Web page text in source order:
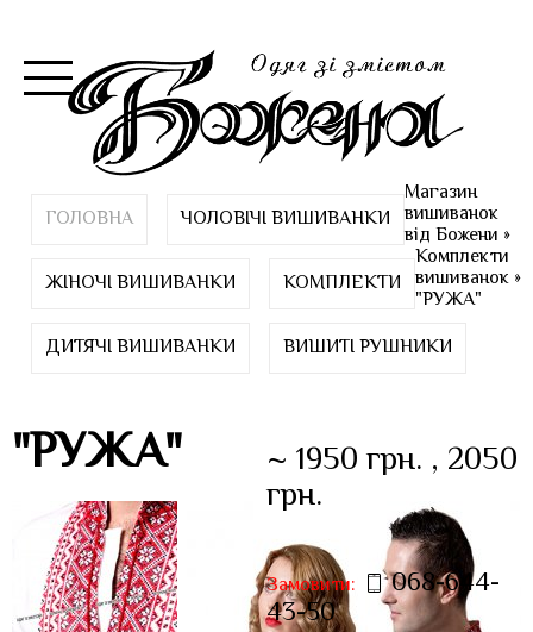
ГОЛОВНА ЧОЛОВІЧІ ВИШИВАНКИ
ЖІНОЧІ ВИШИВАНКИ КОМПЛЕКТИ
ДИТЯЧІ ВИШИВАНКИ ВИШИТІ РУШНИКИ
Магазин
вишиванок
від Божени »
Комплекти
вишиванок»
"РУЖА"
"РУЖА"
~ 1950 грн. , 2050
грн.
Замовити:
068-644-
43-50